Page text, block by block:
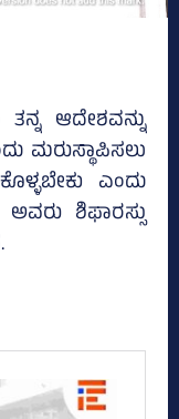
ಆದೇಶವನ್ನು
ಮರುಸ್ಥಾಪಿಸಲು
ಎಂದು
ಶಿಫಾರಸ್ಸು